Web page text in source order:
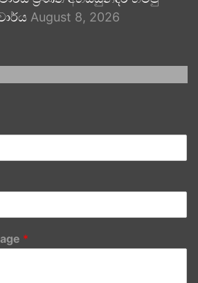
August 8, 2026
*